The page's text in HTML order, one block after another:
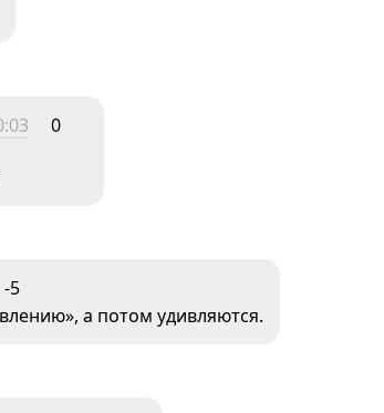
0
-5
а потом удивляются.